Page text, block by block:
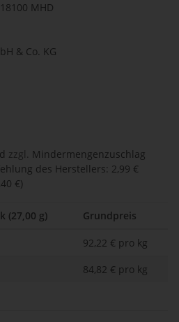
MHD
& Co. KG
zzgl.
Mindermengenzuschlag
des Herstellers: 2,99 €
€)
(27,00 g) Grundpreis
92,22 € pro kg
84,82 € pro kg